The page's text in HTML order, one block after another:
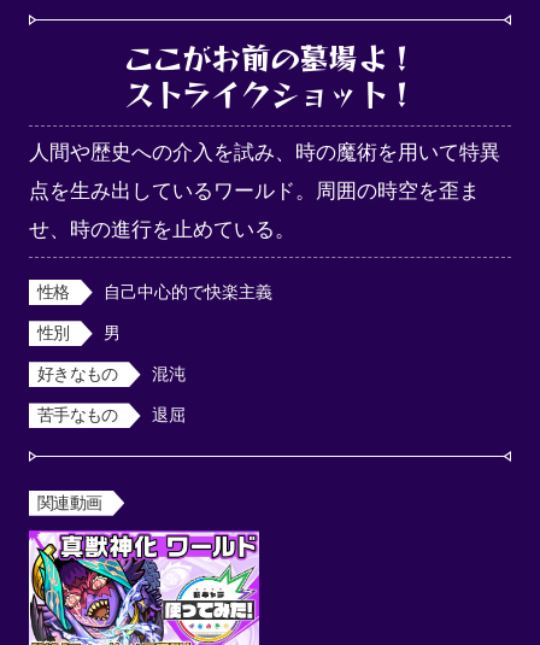
ここがお前の墓場よ！
ストライクショット！
人間や歴史への介入を試み、時の魔術を用いて特異
点を生み出しているワールド。周囲の時空を歪ま
せ、時の進行を止めている。
性格 自己中心的で快楽主義
性別 男
好きなもの 混沌
苦手なもの 退屈
関連動画